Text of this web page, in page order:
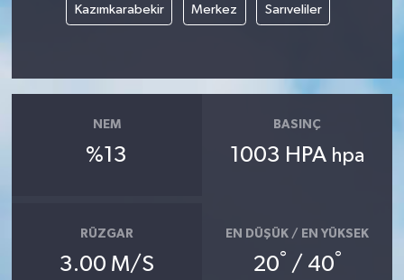
Kazımkarabekir Merkez Sarıveliler
NEM
%13
BASINÇ
1003 HPA hpa
RÜZGAR
3.00 M/S
EN DÜŞÜK / EN YÜKSEK
20° / 40°